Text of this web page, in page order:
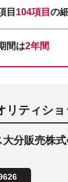
目 104項目 の
間は2年間
リティショ
大分販売株